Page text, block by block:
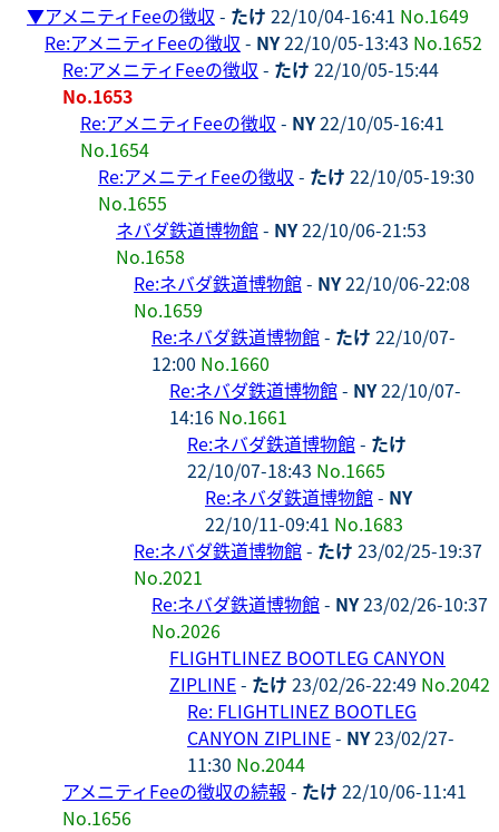
▼アメニティFeeの徴収 - たけ 22/10/04-16:41 No.1649
Re:アメニティFeeの徴収 - NY22/10/05-13:43 No.1652
Re:アメニティFeeの徴収 - たけ 22/10/05-15:44
No.1653
Re:アメニティFeeの徴収 - NY22/10/05-16:41
No.1654
Re:アメニティFeeの徴収 - たけ 22/10/05-19:30
No.1655
ネバダ鉄道博物館- NY22/10/06-21:53
No.1658
Re:ネバダ鉄道博物館- NY22/10/06-22:08
No.1659
Re:ネバダ鉄道博物館- たけ 22/10/07-
12:00 No.1660
Re:ネバダ鉄道博物館- NY22/10/07-
14:16 No.1661
Re:ネバダ鉄道博物館- たけ
22/10/07-18:43 No.1665
Re:ネバダ鉄道博物館- NY
22/10/11-09:41 No.1683
Re:ネバダ鉄道博物館- たけ 23/02/25-19:37
No.2021
Re:ネバダ鉄道博物館- NY23/02/26-10:37
No.2026
FLIGHTLINEZ BOOTLEG CANYON
ZIPLINE- たけ 23/02/26-22:49 No.2042
Re: FLIGHTLINEZ BOOTLEG
CANYON ZIPLINE- NY23/02/27-
11:30 No.2044
アメニティFeeの徴収の続報 - たけ 22/10/06-11:41
No.1656